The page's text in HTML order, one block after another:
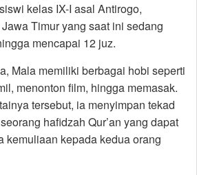
kelas IX-I asal Antirogo,
Timur yang saat ini sedang
mencapai 12 juz.
Mala memiliki berbagai hobi seperti
menonton film, hingga memasak.
tersebut, ia menyimpan tekad
hafidzah Qur’an yang dapat
kemuliaan kepada kedua orang